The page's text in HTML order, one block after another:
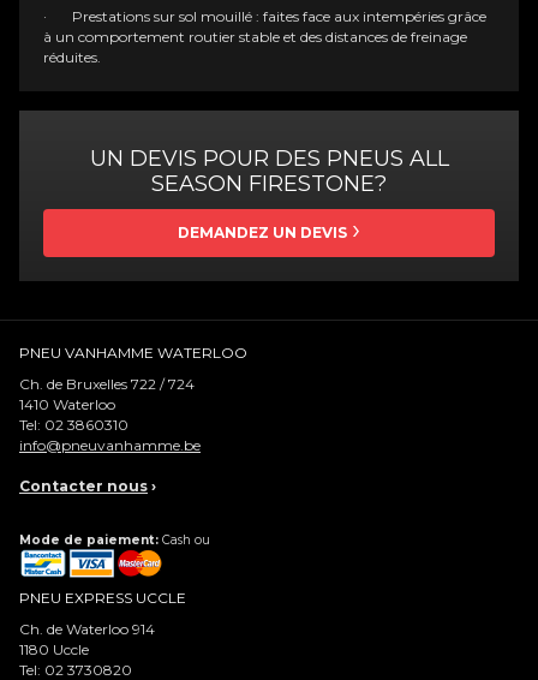
· Prestations sur sol mouillé : faites face aux intempéries grâce
à un comportement routier stable et des distances de freinage
réduites.
UN DEVIS POUR DES PNEUS ALL
SEASON FIRESTONE?
DEMANDEZ UN DEVIS
PNEU VANHAMME WATERLOO
Ch. de Bruxelles 722 / 724
1410 Waterloo
Tel: 02 3860310
info@pneuvanhamme.be
Contacter nous ›
Mode de paiement: Cash ou
PNEU EXPRESS UCCLE
Ch. de Waterloo 914
1180 Uccle
Tel: 02 3730820